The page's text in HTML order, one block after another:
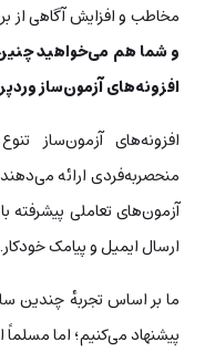
مخاطب و افزایش آگاهی از
و شما هم می‌خواهید چنین
افزونه‌های آزمون‌ساز
افزونه‌های آزمون‌ساز
منحصربه‌فردی ارائه
آزمون‌های تعاملی پیشرفته
ارسال ایمیل و پیامک خودکار.
پیشنهاد می‌کنیم؛ اما